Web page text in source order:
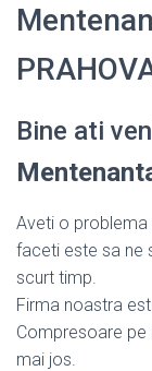
Bine ati
Aveti o problema
faceti este sa ne
scurt timp.
Firma noastra
Compresoare pe
mai jos.